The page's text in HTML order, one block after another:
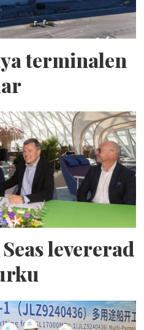
terminalen
levererad